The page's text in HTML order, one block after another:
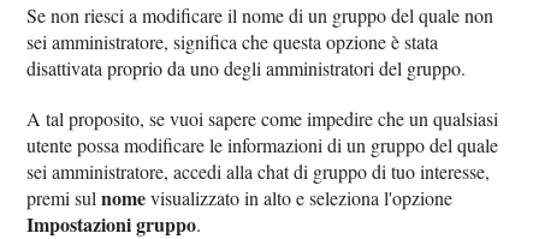
Se non riesci a modificare il nome di un gruppo del quale non
sei amministratore, significa che questa opzione è stata
disattivata proprio da uno degli amministratori del gruppo.
A tal proposito, se vuoi sapere come impedire che un qualsiasi
utente possa modificare le informazioni di un gruppo del quale
sei amministratore, accedi alla chat di gruppo di tuo interesse,
premi sulnomevisualizzato in alto e seleziona l'opzione
Impostazioni gruppo.